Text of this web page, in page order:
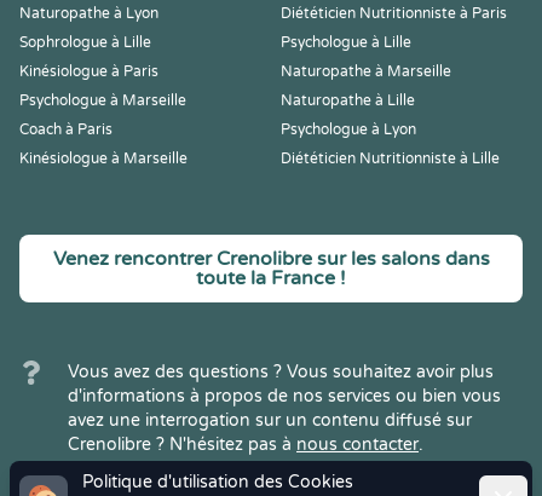
Politique d'utilisation des Cookies
Naturopathe à Lyon
Diététicien Nutritionniste à Paris
Sophrologue à Lille
Psychologue à Lille
Kinésiologue à Paris
Naturopathe à Marseille
Psychologue à Marseille
Naturopathe à Lille
Coach à Paris
Psychologue à Lyon
Kinésiologue à Marseille
Diététicien Nutritionniste à Lille
Venez rencontrer Crenolibre sur les salons dans
toute la France !
Vous avez des questions ? Vous souhaitez avoir plus
d'informations à propos de nos services ou bien vous
avez une interrogation sur un contenu diffusé sur
Crenolibre ? N'hésitez pas à nous contacter.